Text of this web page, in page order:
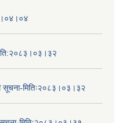
सूचना-मितिः२०८३।०३।३२